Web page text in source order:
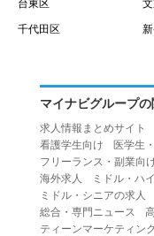
味します。
１３.「中途解約」と
１.利用者は、本サ
とします。
（１）重複、虚偽の
る行為
（２）第三者になり
（３）当社または第
台東区
千代田区
マイナビグループの
求人情報まとめサイト
看護学生向け
医学生
フリーランス・副業向
海外求人
ミドル・ハ
ミドル・シニアの求人
総合・専門ニュース
ティーンマーケティン